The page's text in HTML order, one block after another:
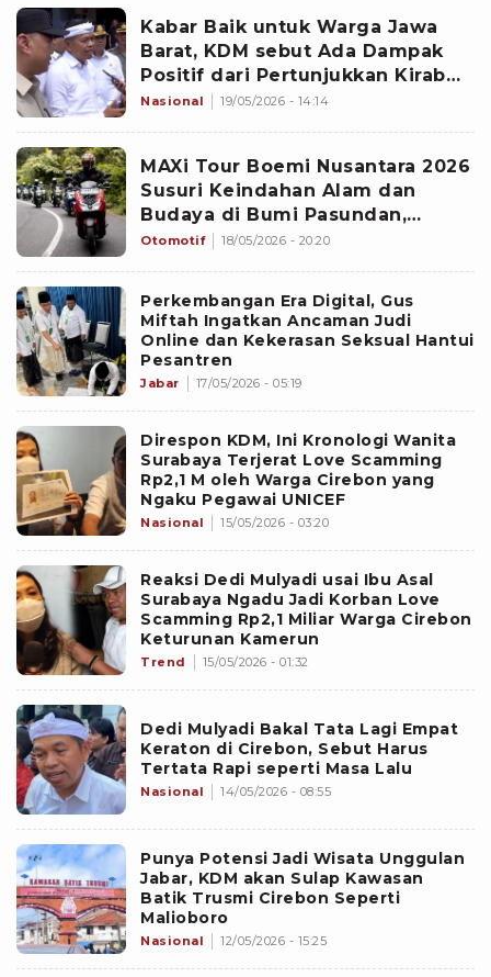
Kabar Baik untuk Warga Jawa
Barat, KDM sebut Ada Dampak
Positif dari Pertunjukkan Kirab
Budaya Tatar Sunda ke Ekonomi
Nasional 19/05/2026 - 14:14
MAXi Tour Boemi Nusantara 2026
Susuri Keindahan Alam dan
Budaya di Bumi Pasundan,
Jelajahi Kampung Naga hingga
Otomotif 18/05/2026 - 20:20
Perkembangan Era Digital, Gus
Miftah Ingatkan Ancaman Judi
Online dan Kekerasan Seksual Hantui
Pesantren
Jabar 17/05/2026 - 05:19
Direspon KDM, Ini Kronologi Wanita
Surabaya Terjerat Love Scamming
Rp2,1 M oleh Warga Cirebon yang
Ngaku Pegawai UNICEF
Nasional 15/05/2026 - 03:20
Reaksi Dedi Mulyadi usai Ibu Asal
Surabaya Ngadu Jadi Korban Love
Scamming Rp2,1 Miliar Warga Cirebon
Keturunan Kamerun
Trend 15/05/2026 - 01:32
Dedi Mulyadi Bakal Tata Lagi Empat
Keraton di Cirebon, Sebut Harus
Tertata Rapi seperti Masa Lalu
Nasional 14/05/2026 - 08:55
Punya Potensi Jadi Wisata Unggulan
Jabar, KDM akan Sulap Kawasan
Batik Trusmi Cirebon Seperti
Malioboro
Nasional 12/05/2026 - 15:25